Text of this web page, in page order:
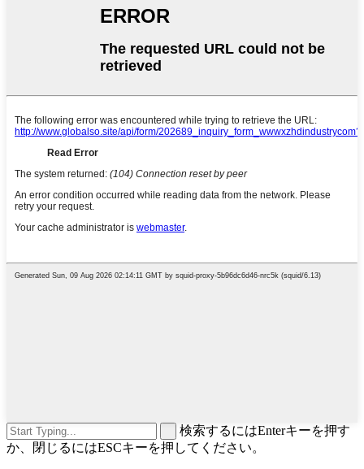
検索するにはEnterキーを押す
か、閉じるにはESCキーを押してください。